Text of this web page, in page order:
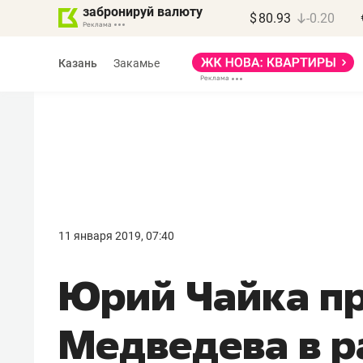
забронируй валюту $ 80.93 -0.20
Казань Закамье
11 января 2019, 07:40
Юрий Чайка
Медведева в
правил, бизнес может
потерять минимум